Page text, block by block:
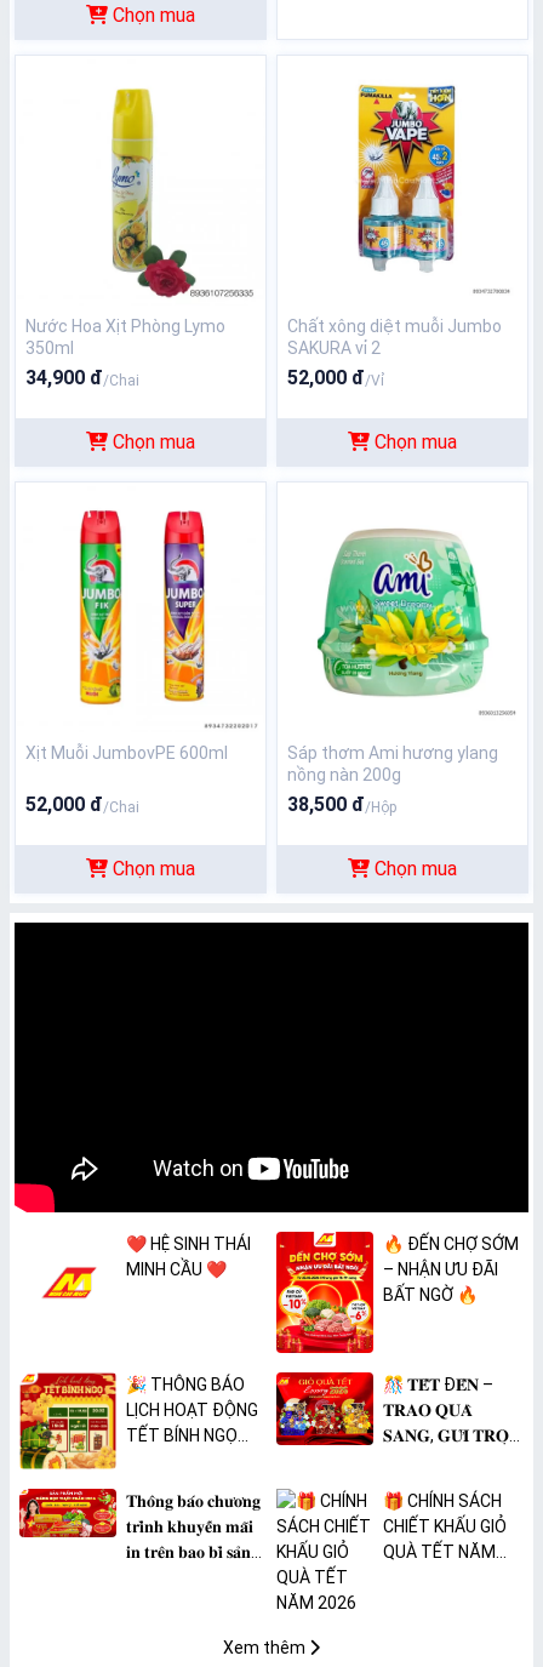
Chọn mua
Nước Hoa Xịt Phòng Lymo
350ml
34,900 đ/Chai
Chọn mua
Chất xông diệt muỗi Jumbo
SAKURA vỉ 2
52,000 đ/Vỉ
Chọn mua
Xịt Muỗi JumbovPE 600ml
52,000 đ/Chai
Chọn mua
Sáp thơm Ami hương ylang
nồng nàn 200g
38,500 đ/Hộp
Chọn mua
❤️ HỆ SINH THÁI
MINH CẦU ❤️
🔥 ĐẾN CHỢ SỚM
– NHẬN ƯU ĐÃI
BẤT NGỜ 🔥
🎉 THÔNG BÁO
LỊCH HOẠT ĐỘNG
TẾT BÍNH NGỌ
🎊 𝐓𝐄̂́𝐓 Đ𝐄̂́𝐍 –
𝐓𝐑𝐀𝐎 𝐐𝐔𝐀̀
𝐒𝐀𝐍𝐆, 𝐆𝐔̛̉𝐈 𝐓𝐑𝐎̣𝐍
𝐓𝐡𝐨̂𝐧𝐠 𝐛𝐚́𝐨 𝐜𝐡𝐮̛𝐨̛𝐧𝐠
𝐭𝐫𝐢̀𝐧𝐡 𝐤𝐡𝐮𝐲𝐞̂́𝐧 𝐦𝐚̃𝐢
𝐢𝐧 𝐭𝐫𝐞̂𝐧 𝐛𝐚𝐨 𝐛𝐢̀ 𝐬𝐚̉𝐧
🎁 CHÍNH SÁCH
CHIẾT KHẤU GIỎ
QUÀ TẾT NĂM
Xem thêm